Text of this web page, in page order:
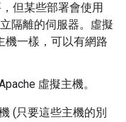
但某些部署會使用
隔離的伺服器。虛擬
機一樣，可以有網路
虛擬主機。
(只要這些主機的別